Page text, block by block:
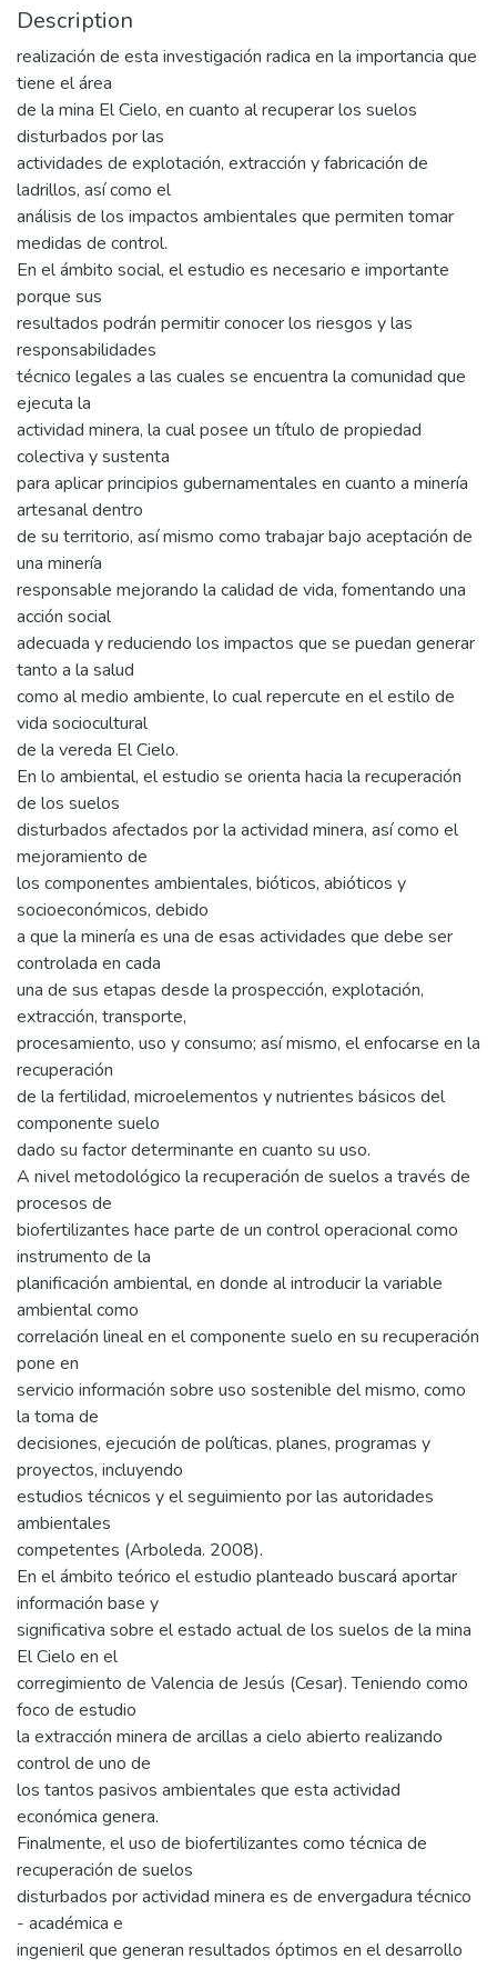
Description
realización de esta investigación radica en la importancia que
tiene el área
de la mina El Cielo, en cuanto al recuperar los suelos
disturbados por las
actividades de explotación, extracción y fabricación de
ladrillos, así como el
análisis de los impactos ambientales que permiten tomar
medidas de control.
En el ámbito social, el estudio es necesario e importante
porque sus
resultados podrán permitir conocer los riesgos y las
responsabilidades
técnico legales a las cuales se encuentra la comunidad que
ejecuta la
actividad minera, la cual posee un título de propiedad
colectiva y sustenta
para aplicar principios gubernamentales en cuanto a minería
artesanal dentro
de su territorio, así mismo como trabajar bajo aceptación de
una minería
responsable mejorando la calidad de vida, fomentando una
acción social
adecuada y reduciendo los impactos que se puedan generar
tanto a la salud
como al medio ambiente, lo cual repercute en el estilo de
vida sociocultural
de la vereda El Cielo.
En lo ambiental, el estudio se orienta hacia la recuperación
de los suelos
disturbados afectados por la actividad minera, así como el
mejoramiento de
los componentes ambientales, bióticos, abióticos y
socioeconómicos, debido
a que la minería es una de esas actividades que debe ser
controlada en cada
una de sus etapas desde la prospección, explotación,
extracción, transporte,
procesamiento, uso y consumo; así mismo, el enfocarse en la
recuperación
de la fertilidad, microelementos y nutrientes básicos del
componente suelo
dado su factor determinante en cuanto su uso.
A nivel metodológico la recuperación de suelos a través de
procesos de
biofertilizantes hace parte de un control operacional como
instrumento de la
planificación ambiental, en donde al introducir la variable
ambiental como
correlación lineal en el componente suelo en su recuperación
pone en
servicio información sobre uso sostenible del mismo, como
la toma de
decisiones, ejecución de políticas, planes, programas y
proyectos, incluyendo
estudios técnicos y el seguimiento por las autoridades
ambientales
competentes (Arboleda. 2008).
En el ámbito teórico el estudio planteado buscará aportar
información base y
significativa sobre el estado actual de los suelos de la mina
El Cielo en el
corregimiento de Valencia de Jesús (Cesar). Teniendo como
foco de estudio
la extracción minera de arcillas a cielo abierto realizando
control de uno de
los tantos pasivos ambientales que esta actividad
económica genera.
Finalmente, el uso de biofertilizantes como técnica de
recuperación de suelos
disturbados por actividad minera es de envergadura técnico
- académica e
ingenieril que generan resultados óptimos en el desarrollo